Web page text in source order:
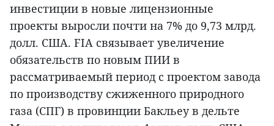
инвестиции в новые лицензионные
проекты выросли почти на 7% до 9,73 млрд.
долл. США. FIA связывает увеличение
обязательств по новым ПИИ в
рассматриваемый период с проектом завода
по производству сжиженного природного
газа (СПГ) в провинции Бакльеу в дельте